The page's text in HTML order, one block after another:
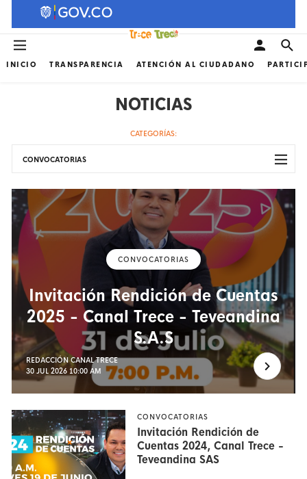
INICIO TRANSPARENCIA ATENCIÓN AL CIUDADANO
NOTICIAS
CATEGORÍAS:
CONVOCATORIAS
CONVOCATORIAS
Invitación Rendición de Cuentas
2025 - Canal Trece - Teveandina
S.A.S
REDACCIÓN CANAL TRECE
30 JUL 2026 10:00 AM
CONVOCATORIAS
Invitación Rendición de
Cuentas 2024, Canal Trece -
Teveandina SAS